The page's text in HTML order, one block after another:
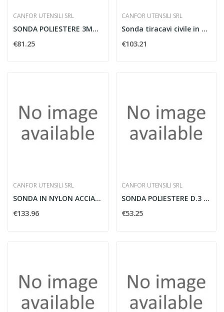
CANFOR UTENSILI SRL
SONDA POLIESTERE 3MM 10M TESTE INTERCAMBIABILI...
€81.25
CANFOR UTENSILI SRL
Sonda tiracavi civile in poliestere
€103.21
CANFOR UTENSILI SRL
SONDA IN NYLON ACCIAIO DIAMETRO 6 30M - CANFOR...
€133.96
CANFOR UTENSILI SRL
SONDA POLIESTERE D.3 M 5 TESTE INTERCAMB.
€53.25